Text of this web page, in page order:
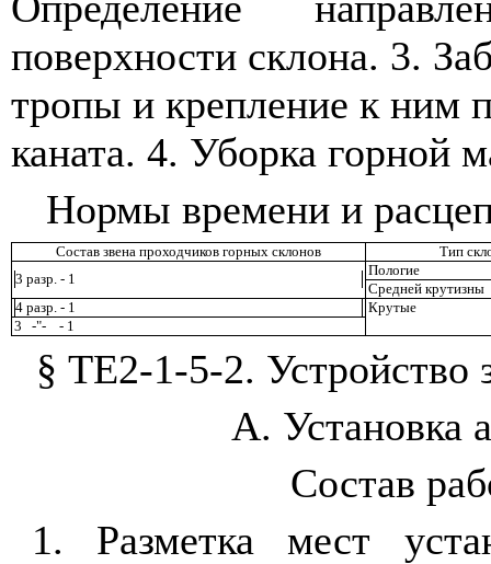
поверхности склона. 3.
тропы и крепление к ним
каната. 4. Уборка горной
Нормы времени и
Состав звена проходчиков горных склонов
Тип
3 разр. - 1
Пологие
Средней крутизны
4 разр. - 1
Крутые
3
-"- - 1
§ ТЕ2-1-5-2. Устройство
А. Установка
Состав
1. Разметка мест